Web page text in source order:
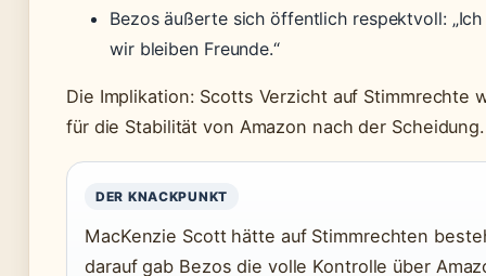
Bezos äußerte sich öffentlich respektvoll:
wir bleiben Freunde.“
Die Implikation: Scotts Verzicht auf Stimmrechte
für die Stabilität von Amazon nach der Scheidung.
DER KNACKPUNKT
MacKenzie Scott hätte auf Stimmrechten
darauf gab Bezos die volle Kontrolle über